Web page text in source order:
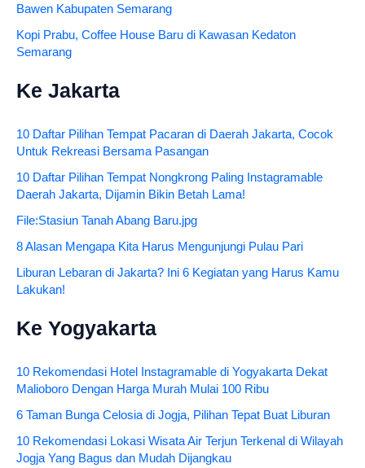
Bawen Kabupaten Semarang
Kopi Prabu, Coffee House Baru di Kawasan Kedaton
Semarang
Ke Jakarta
10 Daftar Pilihan Tempat Pacaran di Daerah Jakarta, Cocok
Untuk Rekreasi Bersama Pasangan
10 Daftar Pilihan Tempat Nongkrong Paling Instagramable
Daerah Jakarta, Dijamin Bikin Betah Lama!
File:Stasiun Tanah Abang Baru.jpg
8 Alasan Mengapa Kita Harus Mengunjungi Pulau Pari
Liburan Lebaran di Jakarta? Ini 6 Kegiatan yang Harus Kamu
Lakukan!
Ke Yogyakarta
10 Rekomendasi Hotel Instagramable di Yogyakarta Dekat
Malioboro Dengan Harga Murah Mulai 100 Ribu
6 Taman Bunga Celosia di Jogja, Pilihan Tepat Buat Liburan
10 Rekomendasi Lokasi Wisata Air Terjun Terkenal di Wilayah
Jogja Yang Bagus dan Mudah Dijangkau